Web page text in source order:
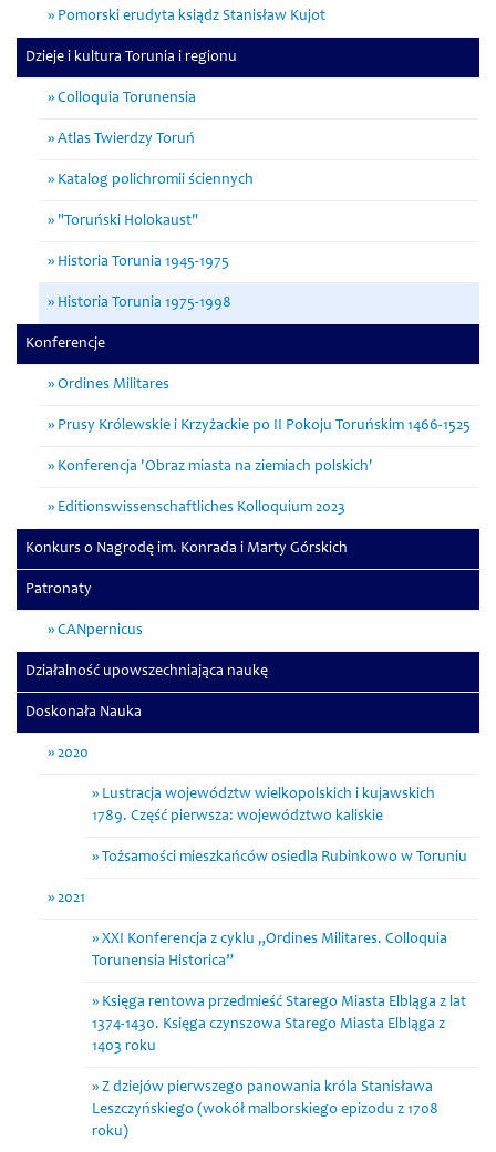
Pomorski erudyta ksiądz Stanisław Kujot
Dzieje i kultura Torunia i regionu
Colloquia Torunensia
Atlas Twierdzy Toruń
Katalog polichromii ściennych
"Toruński Holokaust"
Historia Torunia 1945-1975
Historia Torunia 1975-1998
Konferencje
Ordines Militares
Prusy Królewskie i Krzyżackie po II Pokoju Toruńskim 1466-1525
Konferencja 'Obraz miasta na ziemiach polskich'
Editionswissenschaftliches Kolloquium 2023
Konkurs o Nagrodę im. Konrada i Marty Górskich
Patronaty
CANpernicus
Działalność upowszechniająca naukę
Doskonała Nauka
2020
Lustracja województw wielkopolskich i kujawskich
1789. Część pierwsza: województwo kaliskie
Tożsamości mieszkańców osiedla Rubinkowo w Toruniu
2021
XXI Konferencja z cyklu „Ordines Militares. Colloquia
Torunensia Historica”
Księga rentowa przedmieść Starego Miasta Elbląga z lat
1374-1430. Księga czynszowa Starego Miasta Elbląga z
1403 roku
Z dziejów pierwszego panowania króla Stanisława
Leszczyńskiego (wokół malborskiego epizodu z 1708
roku)